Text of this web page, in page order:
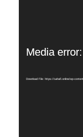
Media
Download File: https://sahafi.online/wp-